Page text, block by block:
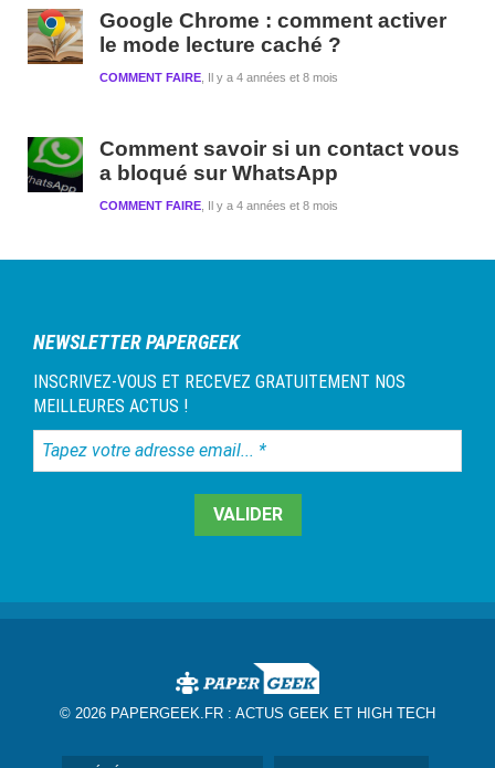
Google Chrome : comment activer
le mode lecture caché ?
Il y a 4 années et 8 mois
COMMENT FAIRE
Comment savoir si un contact vous
a bloqué sur WhatsApp
Il y a 4 années et 8 mois
COMMENT FAIRE
NEWSLETTER PAPERGEEK
INSCRIVEZ-VOUS ET RECEVEZ GRATUITEMENT NOS
MEILLEURES ACTUS !
Tapez
votre
© 2026 PAPERGEEK.FR : ACTUS GEEK ET HIGH TECH